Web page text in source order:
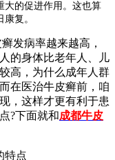
大的促进作用。这也算
复。
发病率越来越高，
的身体比老年人、儿
高，为什么成年人群
在医治牛皮癣前，咱
，这样才更有利于患
?下面就和成都牛皮